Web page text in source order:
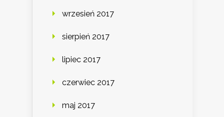
wrzesień 2017
sierpień 2017
lipiec 2017
czerwiec 2017
maj 2017